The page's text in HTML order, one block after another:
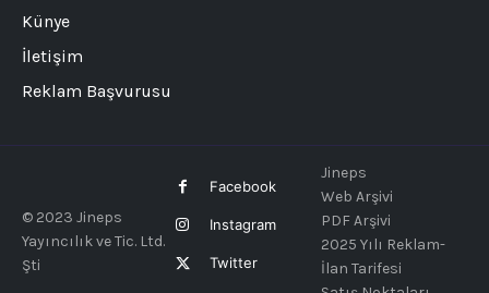
Künye
İletişim
Reklam Başvurusu
© 2023 Jineps
Yayıncılık ve Tic. Ltd.
Şti
Facebook
Instagram
Twitter
Jineps
Web Arşivi
PDF Arşivi
2025 Yılı Reklam-
İlan Tarifesi